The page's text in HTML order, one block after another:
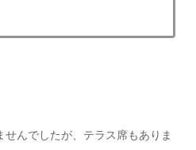
んでしたが、テラス席もありま